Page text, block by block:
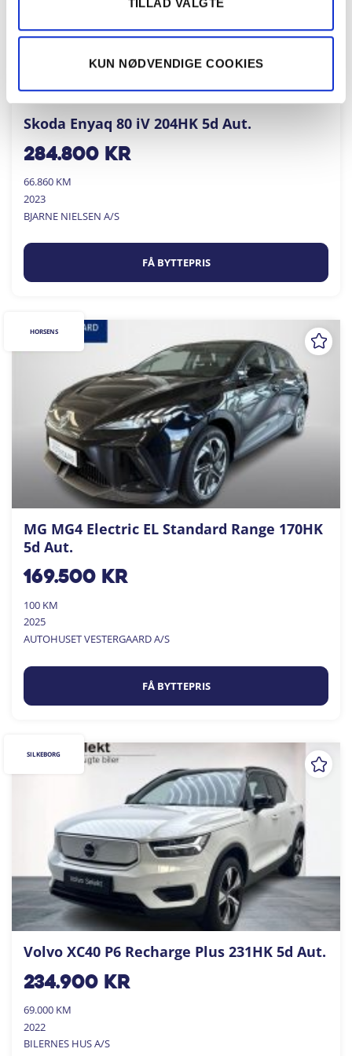
KUN NØDVENDIGE COOKIES
Skoda Enyaq 80 iV 204HK 5d Aut.
284.800kr
66.860 KM
2023
BJARNE NIELSEN A/S
FÅ BYTTEPRIS
MG MG4 Electric EL Standard Range 170HK
5d Aut.
169.500kr
100 KM
2025
AUTOHUSET VESTERGAARD A/S
FÅ BYTTEPRIS
HORSENS
Volvo XC40 P6 Recharge Plus 231HK 5d Aut.
234.900kr
69.000 KM
2022
BILERNES HUS A/S
SILKEBORG